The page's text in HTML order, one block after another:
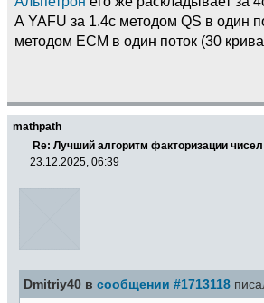
А YAFU за 1.4с методом QS в один
методом ECM в один поток (30
mathpath
Re: Лучший алгоритм факторизации чисел
23.12.2025, 06:39
Dmitriy40 в сообщении #1713118